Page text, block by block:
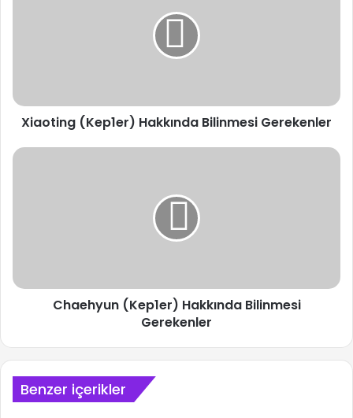
Xiaoting (Kep1er) Hakkında Bilinmesi Gerekenler
Chaehyun
Chaehyun (Kep1er) Hakkında Bilinmesi
Gerekenler
Benzer içerikler